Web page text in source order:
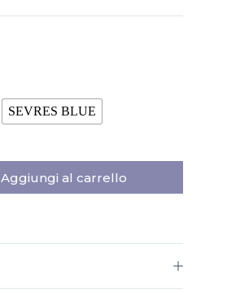
SEVRES BLUE
Aggiungi al carrello